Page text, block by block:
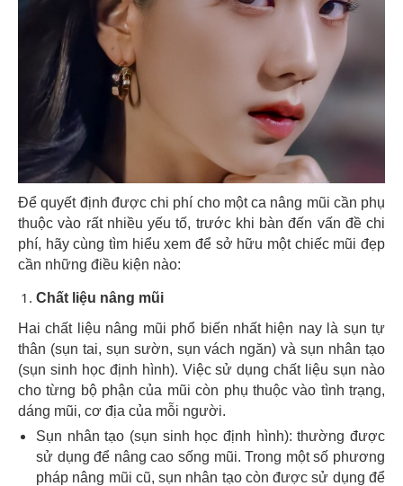
Để quyết định được chi phí cho một ca nâng mũi cần phụ
thuộc vào rất nhiều yếu tố, trước khi bàn đến vấn đề chi
phí, hãy cùng tìm hiểu xem để sở hữu một chiếc mũi đẹp
cần những điều kiện nào:
Chất liệu nâng mũi
Hai chất liệu nâng mũi phổ biến nhất hiện nay là sụn tự
thân (sụn tai, sụn sườn, sụn vách ngăn) và sụn nhân tạo
(sụn sinh học định hình). Việc sử dụng chất liệu sụn nào
cho từng bộ phận của mũi còn phụ thuộc vào tình trạng,
dáng mũi, cơ địa của mỗi người.
Sụn nhân tạo (sụn sinh học định hình): thường được
sử dụng để nâng cao sống mũi. Trong một số phương
pháp nâng mũi cũ, sụn nhân tạo còn được sử dụng để